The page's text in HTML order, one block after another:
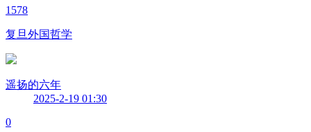
1578
复旦外国哲学
遥扬的六年
2025-2-19 01:30
0